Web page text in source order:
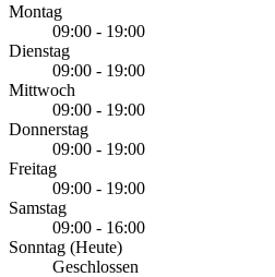
Montag
09:00 - 19:00
Dienstag
09:00 - 19:00
Mittwoch
09:00 - 19:00
Donnerstag
09:00 - 19:00
Freitag
09:00 - 19:00
Samstag
09:00 - 16:00
Sonntag (Heute)
Geschlossen